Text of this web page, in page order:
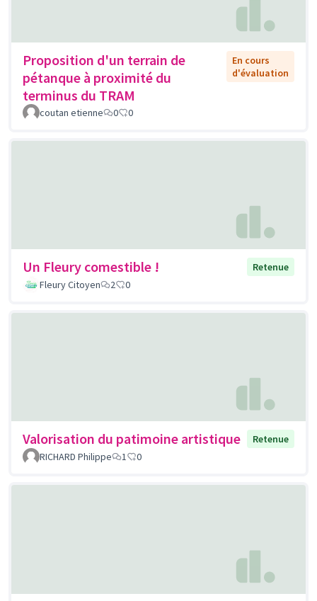
Proposition d'un terrain de
pétanque à proximité du
terminus du TRAM
En cours
d'évaluation
coutan etienne 0 0
Un Fleury comestible !
Retenue
Fleury Citoyen
2 0
Valorisation du patimoine artistique
Retenue
RICHARD Philippe
1 0